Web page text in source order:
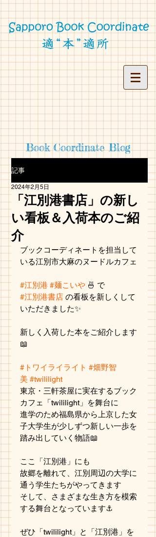
Book Coordinate Blog
記事
「江別港書店」の新し
い看板＆入荷本のご紹
介
2024年2月5日
ブックコーディネートを担当して
いる江別市大麻のヌードルカフェ
#江別港 #麺こいや 🍜 で
#江別港書店 の看板を新しくして
いただきました✨
新しく入荷した本をご紹介します
📖
#トワイライライト #畑野智
美 #twililight
東京・三軒茶屋に実在するブック
カフェ「twililight」を舞台に
進学のため福島県から上京した女
子大学生が少しずつ新しい一歩を
踏み出していく物語📖
ここ「江別港」にも
故郷を離れて、江別周辺の大学に
通う学生たちがやってきます
そして、さまざまな生き方を模索
する舞台となっています⚓
ぜひ「twililight」と「江別港」を